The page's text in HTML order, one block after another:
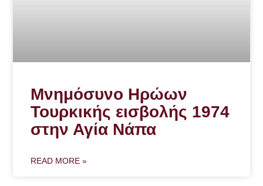
Μνημόσυνο Ηρώων
Τουρκικής εισβολής 1974
στην Αγία Νάπα
READ MORE »